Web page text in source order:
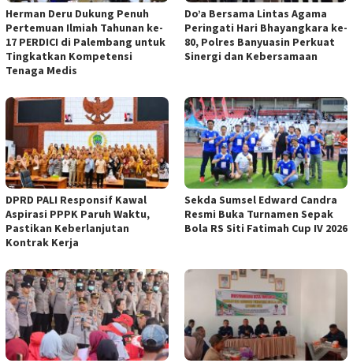
Herman Deru Dukung Penuh
Pertemuan Ilmiah Tahunan ke-
17 PERDICI di Palembang untuk
Tingkatkan Kompetensi
Tenaga Medis
Do’a Bersama Lintas Agama
Peringati Hari Bhayangkara ke-
80, Polres Banyuasin Perkuat
Sinergi dan Kebersamaan
DPRD PALI Responsif Kawal
Aspirasi PPPK Paruh Waktu,
Pastikan Keberlanjutan
Kontrak Kerja
Sekda Sumsel Edward Candra
Resmi Buka Turnamen Sepak
Bola RS Siti Fatimah Cup IV 2026